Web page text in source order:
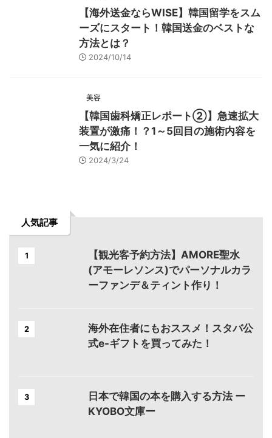
【海外送金ならWISE】韓国留学をスム
ーズにスタート！韓国送金のベストな
方法とは？
2024/10/14
美容
【韓国歯科矯正レポート➁】急速拡大
装置が激痛！？1～5回目の施術内容を
一気に紹介！
2024/3/24
人気記事
1
【観光客予約方法】AMORE聖水
(アモーレソンス)でパーソナルカラ
ーファンデ＆ティント作り！
2
海外在住者にもおススメ！スタバ公
式e-ギフトを買ってみた！
3
日本で韓国の本を購入する方法 ー
KYOBO文庫ー